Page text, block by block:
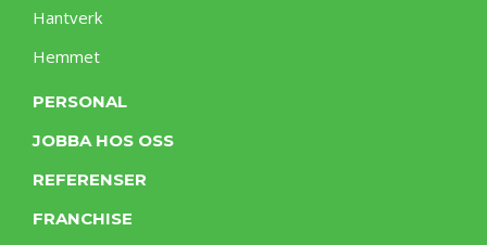
Hantverk
Hemmet
PERSONAL
JOBBA HOS OSS
REFERENSER
FRANCHISE